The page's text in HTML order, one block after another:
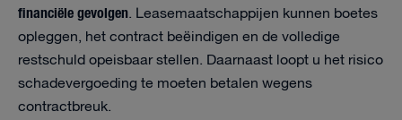
financiële gevolgen. Leasemaatschappijen kunnen boetes
opleggen, het contract beëindigen en de volledige
restschuld opeisbaar stellen. Daarnaast loopt u het risico
schadevergoeding te moeten betalen wegens
contractbreuk.